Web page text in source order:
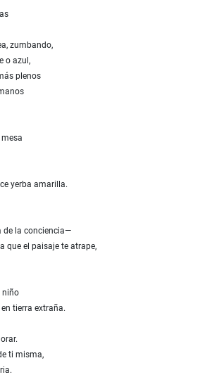
zumbando,
o azul,
plenos
yerba amarilla.
de la conciencia—
que el paisaje te atrape,
niño
tierra extraña.
ti misma,